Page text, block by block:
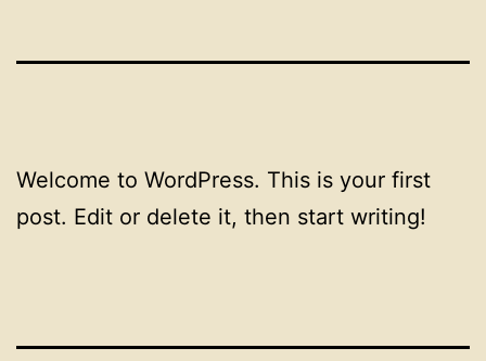
Welcome to WordPress. This is your first
post. Edit or delete it, then start writing!